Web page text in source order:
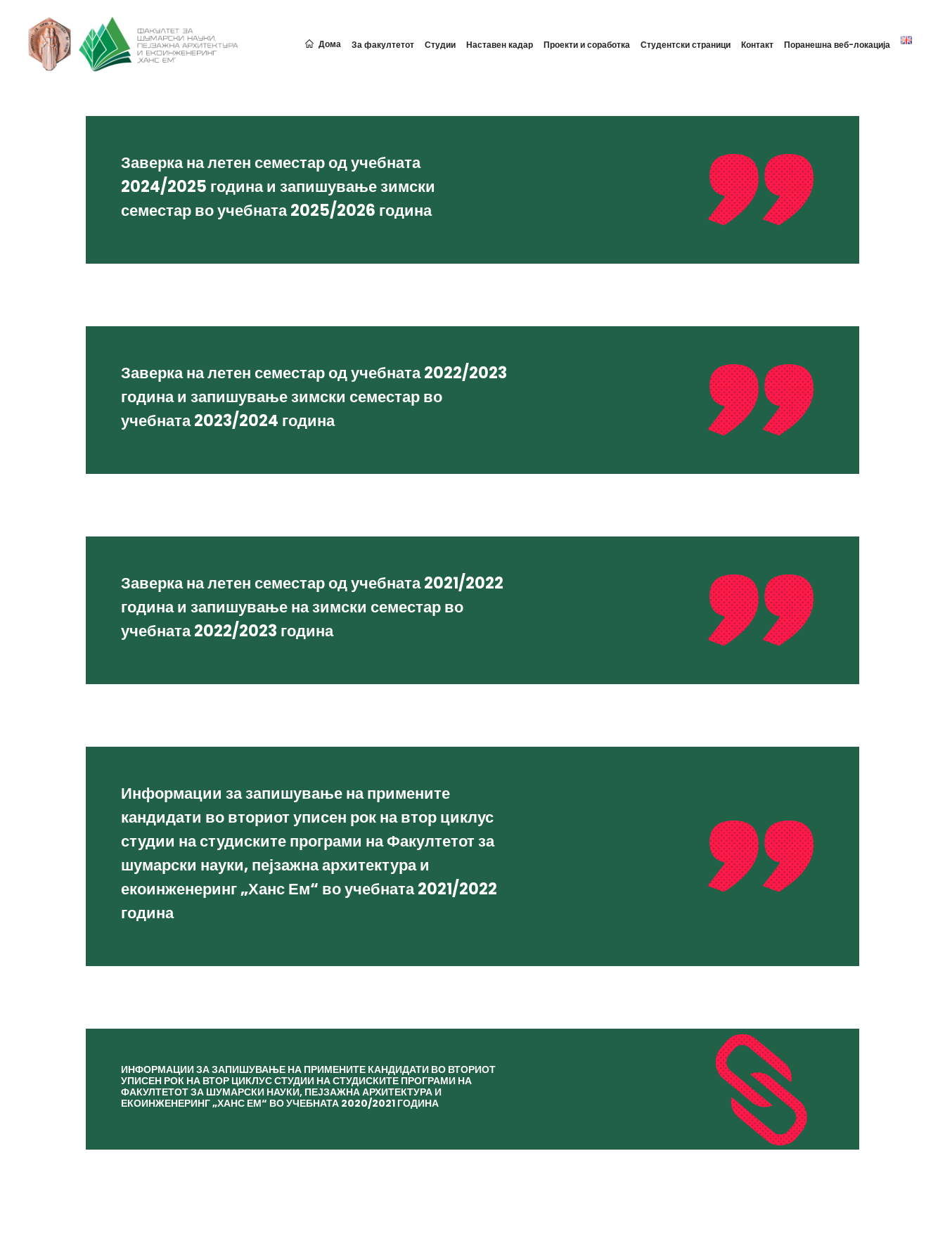
Дома За факултетот Студии Наставен кадар Проекти и соработка Студентски страници Контакт Поранешна веб-локација
Заверка на летен семестар од учебната
2024/2025 година и запишување зимски
семестар во учебната 2025/2026 година
Заверка на летен семестар од учебната 2022/2023
година и запишување зимски семестар во
учебната 2023/2024 година
Заверка на летен семестар од учебната 2021/2022
година и запишување на зимски семестар во
учебната 2022/2023 година
Информации за запишување на примените
кандидати во вториот уписен рок на втор циклус
студии на студиските програми на Факултетот за
шумарски науки, пејзажна архитектура и
екоинженеринг „Ханс Ем“ во учебната 2021/2022
година
ИНФОРМАЦИИ ЗА ЗАПИШУВАЊЕ НА ПРИМЕНИТЕ КАНДИДАТИ ВО ВТОРИОТ
УПИСЕН РОК НА ВТОР ЦИКЛУС СТУДИИ НА СТУДИСКИТЕ ПРОГРАМИ НА
ФАКУЛТЕТОТ ЗА ШУМАРСКИ НАУКИ, ПЕЈЗАЖНА АРХИТЕКТУРА И
ЕКОИНЖЕНЕРИНГ „ХАНС ЕМ“ ВО УЧЕБНАТА 2020/2021 ГОДИНА